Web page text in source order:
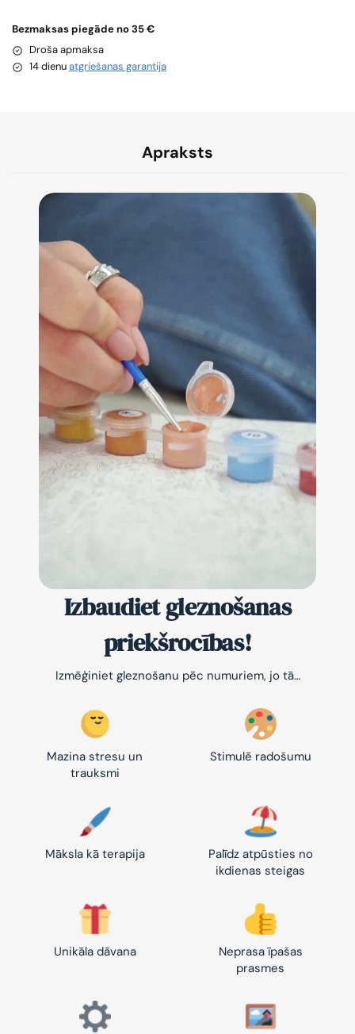
Bezmaksas piegāde no 35 €
Droša apmaksa
14 dienuatgriešanas garantija
Apraksts
Izbaudiet gleznošanas
priekšrocības!
Izmēģiniet gleznošanu pēc numuriem, jo tā…
Mazina stresu un
trauksmi
Stimulē radošumu
Māksla kā terapija
Palīdz atpūsties no
ikdienas steigas
Unikāla dāvana
Neprasa īpašas
prasmes